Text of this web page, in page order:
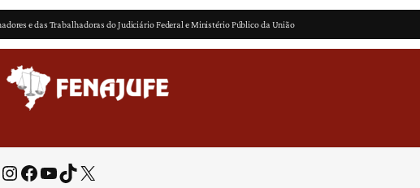
e das Trabalhadoras do Judiciário Federal e Ministério Público da União
Facebook Youtube TikTok X